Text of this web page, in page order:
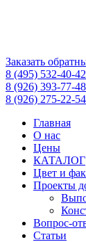
Заказать
8 (495) 532-40-42
8 (926) 393-77-48
8 (926) 275-22-54
Главная
О нас
Цены
КАТАЛОГ
Цвет и
Проекты
Вопрос-
Статьи